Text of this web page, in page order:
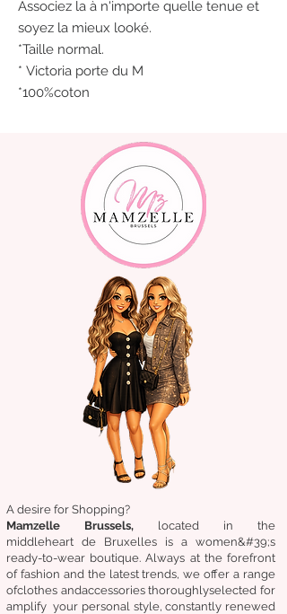
Associez la à n'importe quelle tenue et
soyez la mieux looké.
*Taille normal.
* Victoria porte du M
*100%coton
A desire for Shopping?
Mamzelle Brussels, located in the
middleheart de Bruxelles is a women&#39;s
ready-to-wear boutique. Always at the forefront
of fashion and the latest trends, we offer a range
ofclothes andaccessories thoroughlyselected for
amplify your personal style, constantly renewed